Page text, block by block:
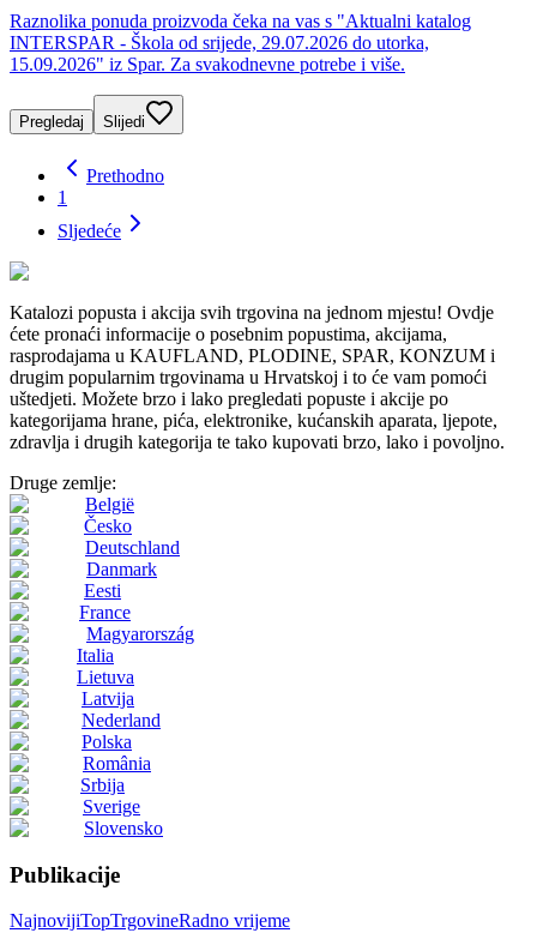
Raznolika ponuda proizvoda čeka na vas s "Aktualni katalog
INTERSPAR - Škola od srijede, 29.07.2026 do utorka,
15.09.2026" iz Spar. Za svakodnevne potrebe i više.
Pregledaj Slijedi
Prethodno
1
Sljedeće
Katalozi popusta i akcija svih trgovina na jednom mjestu! Ovdje
ćete pronaći informacije o posebnim popustima, akcijama,
rasprodajama u KAUFLAND, PLODINE, SPAR, KONZUM i
drugim popularnim trgovinama u Hrvatskoj i to će vam pomoći
uštedjeti. Možete brzo i lako pregledati popuste i akcije po
kategorijama hrane, pića, elektronike, kućanskih aparata, ljepote,
zdravlja i drugih kategorija te tako kupovati brzo, lako i povoljno.
Druge zemlje:
België
Česko
Deutschland
Danmark
Eesti
France
Magyarország
Italia
Lietuva
Latvija
Nederland
Polska
România
Srbija
Sverige
Slovensko
Publikacije
NajnovijiTopTrgovineRadno vrijeme